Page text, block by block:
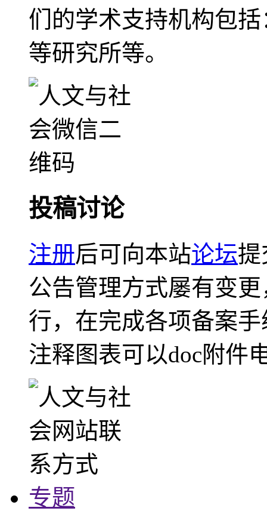
们的学术支持机构包
等研究所等。
投稿讨论
注册后可向本站论坛提
公告管理方式屡有变
行，在完成各项备案
注释图表可以doc附件
专题